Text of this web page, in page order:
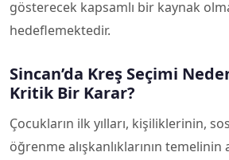
gösterecek kapsamlı bir kaynak
hedeflemektedir.
Sincan’da Kreş Seçimi
Kritik Bir Karar?
Çocukların ilk yılları, kişiliklerinin,
öğrenme alışkanlıklarının temelinin